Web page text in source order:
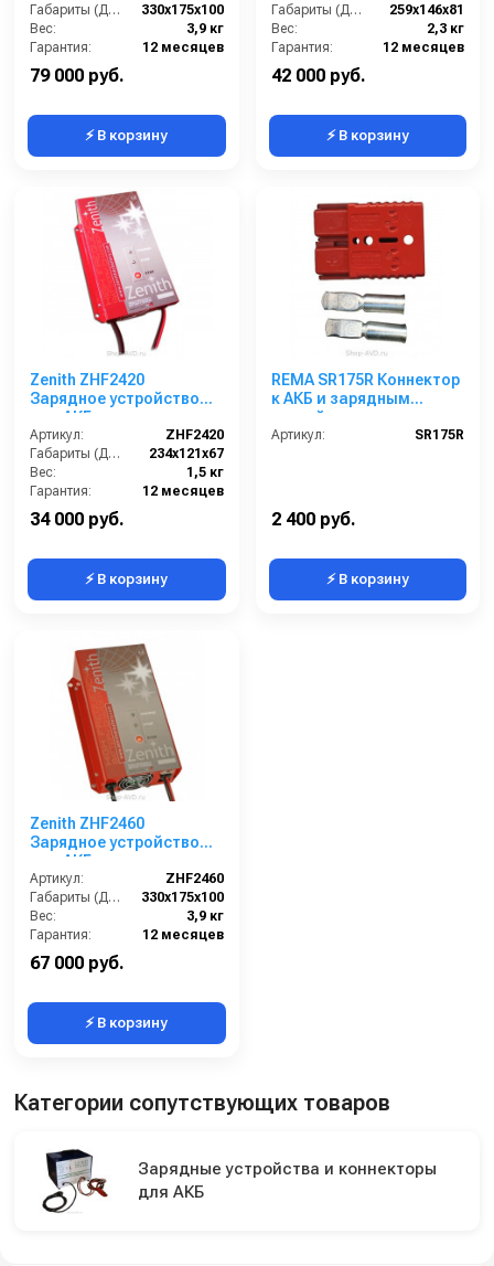
Габариты (ДхШхВ):
330х175х100
Вес:
3,9 кг
Гарантия:
12 месяцев
79 000 руб.
⚡ В корзину
Габариты (ДхШхВ):
259х146х81
Вес:
2,3 кг
Гарантия:
12 месяцев
42 000 руб.
⚡ В корзину
Zenith ZHF2420
Зарядное устройство
для АКБ
Артикул:
ZHF2420
Габариты (ДхШхВ):
234х121х67
Вес:
1,5 кг
Гарантия:
12 месяцев
34 000 руб.
⚡ В корзину
REMA SR175R Коннектор
к АКБ и зарядным
устройствам
Артикул: SR175R
2 400 руб.
⚡ В корзину
Zenith ZHF2460
Зарядное устройство
для АКБ
Артикул:
ZHF2460
Габариты (ДхШхВ):
330х175х100
Вес:
3,9 кг
Гарантия:
12 месяцев
67 000 руб.
⚡ В корзину
Категории сопутствующих товаров
Зарядные устройства и коннекторы
для АКБ